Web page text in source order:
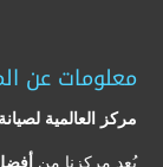
معلومات عن
مركز العالمية
يُعد مركزنا من